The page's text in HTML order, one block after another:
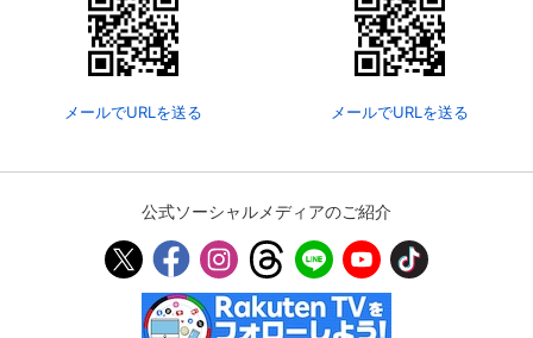
メールでURLを送る メールでURLを送る
公式ソーシャルメディアのご紹介